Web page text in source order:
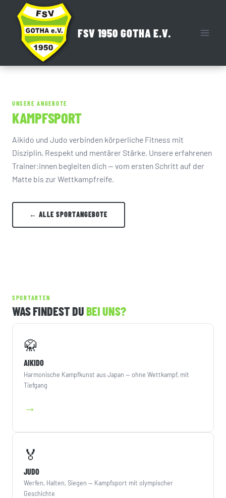
Inhalt
springen
FSV 1950 GOTHA E.V.
UNSERE ANGEBOTE
KAMPFSPORT
Aikido und Judo verbinden körperliche Fitness mit
Disziplin, Respekt und mentärer Stärke. Unsere erfahrenen
Trainer:innen begleiten dich — vom ersten Schritt auf der
Matte bis zur Wettkampfreife.
← ALLE SPORTANGEBOTE
SPORTARTEN
WAS FINDEST DUBEI UNS?
🥋
AIKIDO
Harmonische Kampfkunst aus Japan — ohne Wettkampf, mit
Tiefgang
→
🏅
JUDO
Werfen, Halten, Siegen — Kampfsport mit olympischer
Geschichte